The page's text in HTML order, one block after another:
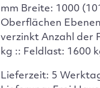
mm Breite: 1000
Oberflächen
verzinkt Anzahl der
kg :: Feldlast: 1600
Lieferzeit: 5